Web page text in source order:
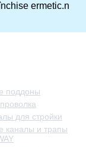
ermetic.n
поддоны
для стройки
каналы и трапы